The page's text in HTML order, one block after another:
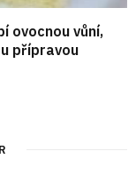
ovocnou vůní,
přípravou